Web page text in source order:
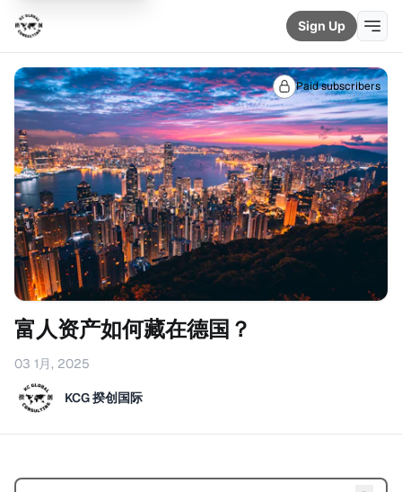
Sign Up
Paid subscribers
富人资产如何藏在德国？
03 1月, 2025
KCG 揆创国际